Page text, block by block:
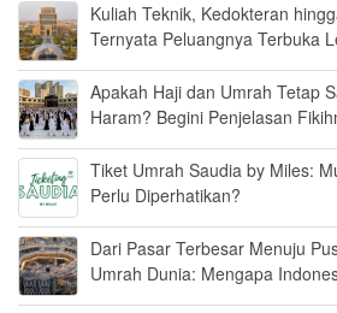
Kuliah Teknik, Kedokteran
Ternyata Peluangnya Terbuka
Apakah Haji dan Umrah Tetap
Haram? Begini Penjelasan
Tiket Umrah Saudia by Miles:
Perlu Diperhatikan?
Dari Pasar Terbesar Menuju
Umrah Dunia: Mengapa
Sana?